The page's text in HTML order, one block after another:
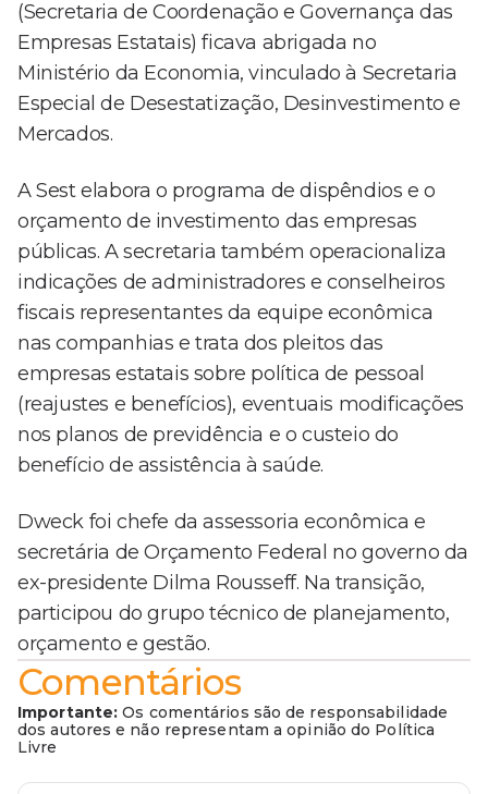
(Secretaria de Coordenação e Governança das
Empresas Estatais) ficava abrigada no
Ministério da Economia, vinculado à Secretaria
Especial de Desestatização, Desinvestimento e
Mercados.
A Sest elabora o programa de dispêndios e o
orçamento de investimento das empresas
públicas. A secretaria também operacionaliza
indicações de administradores e conselheiros
fiscais representantes da equipe econômica
nas companhias e trata dos pleitos das
empresas estatais sobre política de pessoal
(reajustes e benefícios), eventuais modificações
nos planos de previdência e o custeio do
benefício de assistência à saúde.
Dweck foi chefe da assessoria econômica e
secretária de Orçamento Federal no governo da
ex-presidente Dilma Rousseff. Na transição,
participou do grupo técnico de planejamento,
orçamento e gestão.
Comentários
Importante: Os comentários são de responsabilidade
dos autores e não representam a opinião do Política
Livre